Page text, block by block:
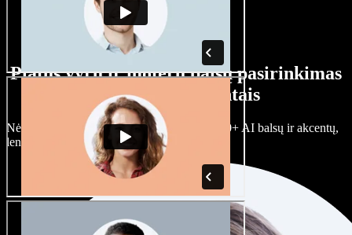
Platus vyrų ir moterų balsų pasirinkimas
su įvairiais akcentais
Nėra dviejų vienodų projektų. Rinkitės iš 100+ AI balsų ir akcentų,
lengvai juos prisitaikykite.